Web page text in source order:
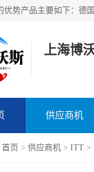
上海博
供应商机
首页 > 供应商机 > ITT >